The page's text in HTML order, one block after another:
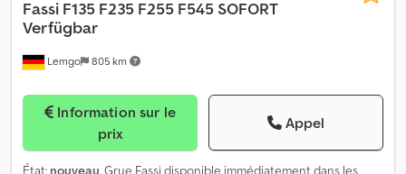
Lemgo 805 km
Fassi F135 F235 F255 F545 SOFORT
Verfügbar
prix
Appel
État: nouveau, Grue Fassi disponible immédiatement dans les